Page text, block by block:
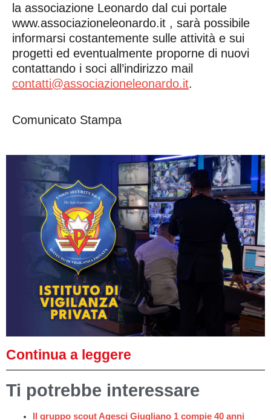
la associazione Leonardo dal cui portale
www.associazioneleonardo.it , sarà possibile
informarsi costantemente sulle attività e sui
progetti ed eventualmente proporne di nuovi
contattando i soci all’indirizzo mail
contatti@associazioneleonardo.it.
Comunicato Stampa
Continua a leggere
Ti potrebbe interessare
Il gruppo scout Agesci Giugliano 1 compie 40 anni